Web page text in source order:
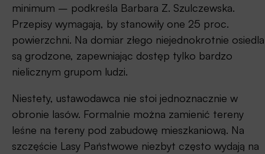
minimum – podkreśla Barbara Z. Szulczewska.
Przepisy wymagają, by stanowiły one 25 proc.
powierzchni. Na domiar złego niejednokrotnie osiedla
są grodzone, zapewniając dostęp tylko bardzo
nielicznym grupom ludzi.
Niestety, ustawodawca nie stoi jednoznacznie w
obronie lasów. Formalnie można zamienić tereny
leśne na tereny pod zabudowę mieszkaniową. Na
szczęście Lasy Państwowe niezbyt często wydają na